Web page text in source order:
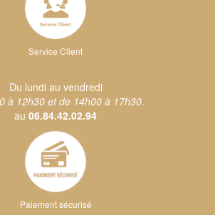
Service Client
Du lundi au vendredi
à 12h30 et de 14h00 à 17h30.
au 06.84.42.02.94
Paiement sécurisé